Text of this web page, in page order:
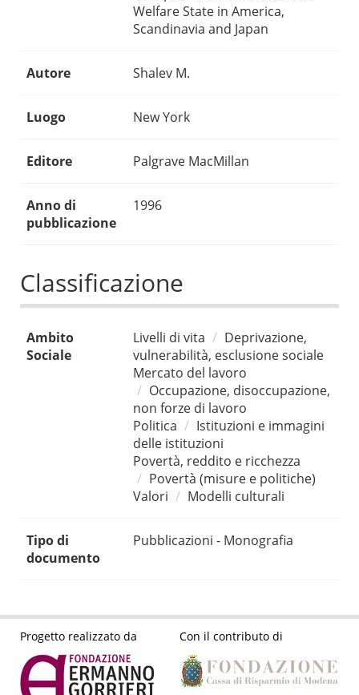
Welfare State in America,
Scandinavia and Japan
Autore Shalev M.
Luogo New York
Editore Palgrave MacMillan
Anno di
pubblicazione
1996
Classificazione
Ambito
Sociale
Livelli di vita
Deprivazione,
vulnerabilità, esclusione sociale
Mercato del lavoro
Occupazione, disoccupazione,
non forze di lavoro
Politica
Istituzioni e immagini
delle istituzioni
Povertà, reddito e ricchezza
Povertà (misure e politiche)
Valori
Modelli culturali
Tipo di
documento
Pubblicazioni - Monografia
Progetto realizzato da Con il contributo di